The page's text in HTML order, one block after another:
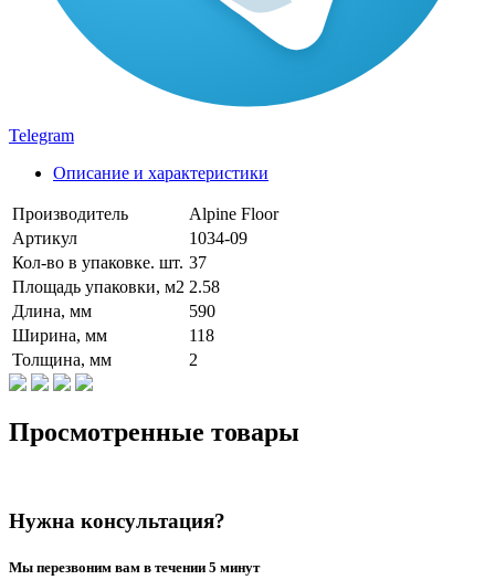
Telegram
Описание и характеристики
Производитель
Alpine Floor
Артикул
1034-09
Кол-во в упаковке. шт. 37
Площадь упаковки, м2 2.58
Длина, мм
590
Ширина, мм
118
Толщина, мм
2
Просмотренные товары
Нужна консультация?
Мы перезвоним вам в течении 5 минут